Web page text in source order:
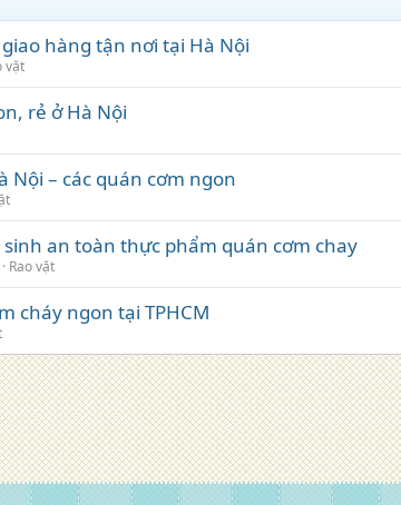
hàng tận nơi tại Hà Nội
vặt
rẻ ở Hà Nội
Nội – các quán cơm ngon
an toàn thực phẩm quán cơm chay
Rao vặt
cháy ngon tại TPHCM